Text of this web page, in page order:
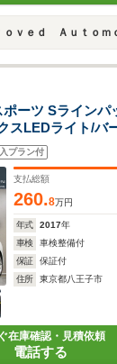
ｖｅｄ Ａｕｔｏｍ
ーツ Sラインパ
LEDライト/バ
位カメラ/純正ナ
サイド・レー
プラン付
支払総額
260.8万円
年式 2017年
車検
車検整備付
保証
保証付
住所
東京都八王子市
在庫確認・見積依頼
電話する